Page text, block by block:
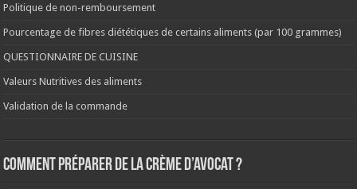
Politique de non-remboursement
Pourcentage de fibres diététiques de certains aliments (par 100 grammes)
QUESTIONNAIRE DE CUISINE
Valeurs Nutritives des aliments
Validation de la commande
Comment préparer de la crème d’avocat ?